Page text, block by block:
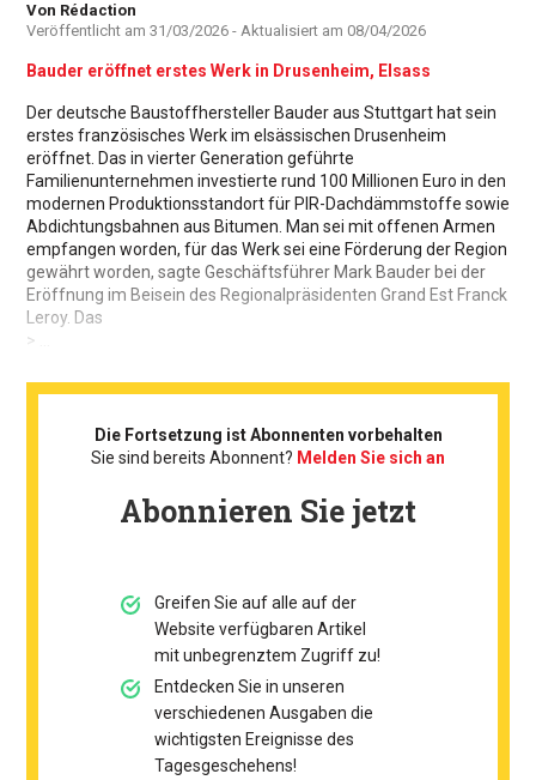
Autor
Von Rédaction
Veröffentlicht am 31/03/2026 - Aktualisiert am 08/04/2026
Bauder eröffnet erstes Werk in Drusenheim, Elsass
Der deutsche Baustoffhersteller Bauder aus Stuttgart hat sein
erstes französisches Werk im elsässischen Drusenheim
eröffnet. Das in vierter Generation geführte
Familienunternehmen investierte rund 100 Millionen Euro in den
modernen Produktionsstandort für PIR-Dachdämmstoffe sowie
Abdichtungsbahnen aus Bitumen. Man sei mit offenen Armen
empfangen worden, für das Werk sei eine Förderung der Region
gewährt worden, sagte Geschäftsführer Mark Bauder bei der
Eröffnung im Beisein des Regionalpräsidenten Grand Est Franck
Leroy. Das
> ...
Die Fortsetzung ist Abonnenten vorbehalten
Sie sind bereits Abonnent? Melden Sie sich an
Abonnieren Sie jetzt
Greifen Sie auf alle auf der
Website verfügbaren Artikel
mit unbegrenztem Zugriff zu!
Entdecken Sie in unseren
verschiedenen Ausgaben die
wichtigsten Ereignisse des
Tagesgeschehens!